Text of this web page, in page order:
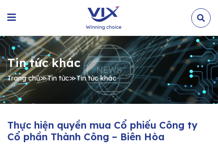
Tin tức khác
Trang chủ≫Tin tức≫Tin tức khác
Thực hiện quyền mua Cổ phiếu Công ty
Cổ phần Thành Công – Biên Hòa